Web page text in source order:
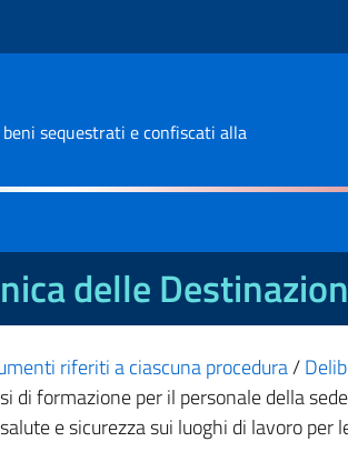
sequestrati e confiscati alla
delle
riferiti a ciascuna procedura/
di formazione per il personale della
e sicurezza sui luoghi di lavoro